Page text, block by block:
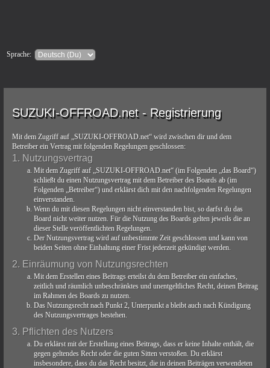
Sprache:
SUZUKI-OFFROAD.net - Registrierung
Mit dem Zugriff auf „SUZUKI-OFFROAD.net“ wird zwischen dir und dem
Betreiber ein Vertrag mit folgenden Regelungen geschlossen:
1. Nutzungsvertrag
Mit dem Zugriff auf „SUZUKI-OFFROAD.net“ (im Folgenden „das Board“)
schließt du einen Nutzungsvertrag mit dem Betreiber des Boards ab (im
Folgenden „Betreiber“) und erklärst dich mit den nachfolgenden Regelungen
einverstanden.
Wenn du mit diesen Regelungen nicht einverstanden bist, so darfst du das
Board nicht weiter nutzen. Für die Nutzung des Boards gelten jeweils die an
dieser Stelle veröffentlichten Regelungen.
Der Nutzungsvertrag wird auf unbestimmte Zeit geschlossen und kann von
beiden Seiten ohne Einhaltung einer Frist jederzeit gekündigt werden.
2. Einräumung von Nutzungsrechten
Mit dem Erstellen eines Beitrags erteilst du dem Betreiber ein einfaches,
zeitlich und räumlich unbeschränktes und unentgeltliches Recht, deinen Beitrag
im Rahmen des Boards zu nutzen.
Das Nutzungsrecht nach Punkt 2, Unterpunkt a bleibt auch nach Kündigung
des Nutzungsvertrages bestehen.
3. Pflichten des Nutzers
Du erklärst mit der Erstellung eines Beitrags, dass er keine Inhalte enthält, die
gegen geltendes Recht oder die guten Sitten verstoßen. Du erklärst
insbesondere, dass du das Recht besitzt, die in deinen Beiträgen verwendeten